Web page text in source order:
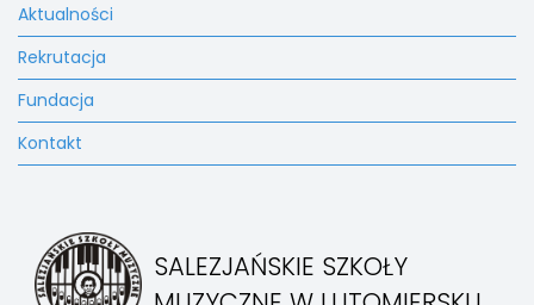
SALEZJAŃSKIE SZKOŁY
Aktualności
Rekrutacja
Fundacja
Kontakt